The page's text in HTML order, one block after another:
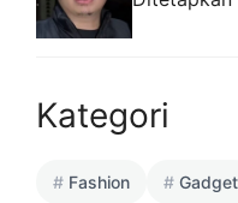
Kategori
Fashion Gadget